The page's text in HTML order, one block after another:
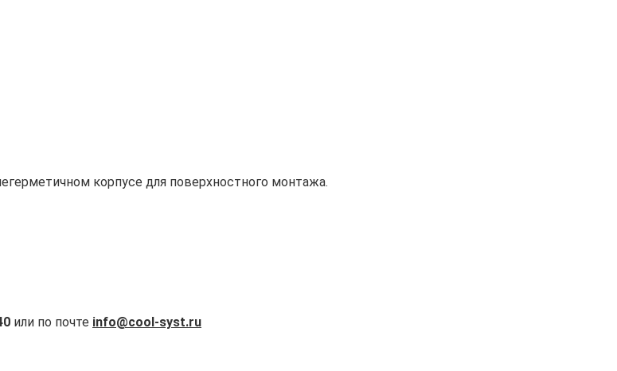
корпусе для поверхностного монтажа.
или по почте info@cool-syst.ru